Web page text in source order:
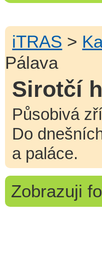
iTRAS >
Pálava
Sirotčí
Působivá
Do
a paláce.
Zobrazuji